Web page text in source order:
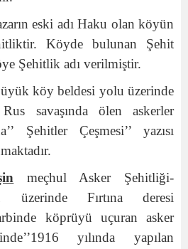
eski adı Haku olan köyün
Köyde bulunan Şehit
Şehitlik adı verilmiştir.
köy beldesi yolu üzerinde
savaşında ölen askerler
Şehitler Çeşmesi’’ yazısı
meçhul Asker Şehitliği-
üzerinde Fırtına deresi
köprüyü uçuran asker
yılında yapılan